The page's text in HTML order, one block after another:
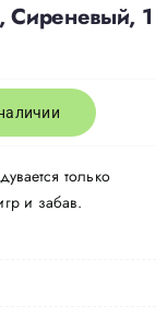
1
только
и забав.